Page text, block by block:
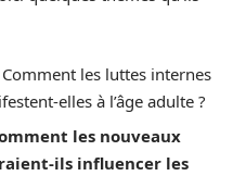
Comment les luttes internes
elles à l’âge adulte ?
les nouveaux
ils influencer les